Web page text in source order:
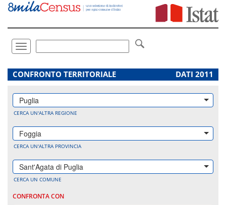
Vai
direttamente
Toggle
navigation
.
CONFRONTO TERRITORIALE DATI 2011
Puglia
CERCA UN'ALTRA REGIONE
Foggia
CERCA UN'ALTRA PROVINCIA
Sant'Agata di Puglia
CERCA UN COMUNE
CONFRONTA CON